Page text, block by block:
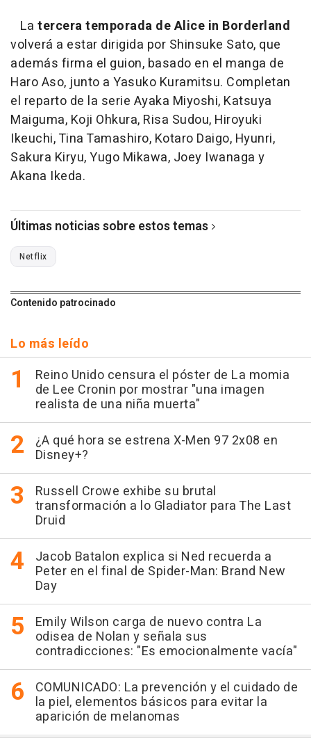
La tercera temporada de Alice in Borderland
volverá a estar dirigida por Shinsuke Sato, que
además firma el guion, basado en el manga de
Haro Aso, junto a Yasuko Kuramitsu. Completan
el reparto de la serie Ayaka Miyoshi, Katsuya
Maiguma, Koji Ohkura, Risa Sudou, Hiroyuki
Ikeuchi, Tina Tamashiro, Kotaro Daigo, Hyunri,
Sakura Kiryu, Yugo Mikawa, Joey Iwanaga y
Akana Ikeda.
Últimas noticias sobre estos temas
Netflix
Contenido patrocinado
Lo más leído
Reino Unido censura el póster de La momia
de Lee Cronin por mostrar "una imagen
realista de una niña muerta"
¿A qué hora se estrena X-Men 97 2x08 en
Disney+?
Russell Crowe exhibe su brutal
transformación a lo Gladiator para The Last
Druid
Jacob Batalon explica si Ned recuerda a
Peter en el final de Spider-Man: Brand New
Day
Emily Wilson carga de nuevo contra La
odisea de Nolan y señala sus
contradicciones: "Es emocionalmente vacía"
COMUNICADO: La prevención y el cuidado de
la piel, elementos básicos para evitar la
aparición de melanomas